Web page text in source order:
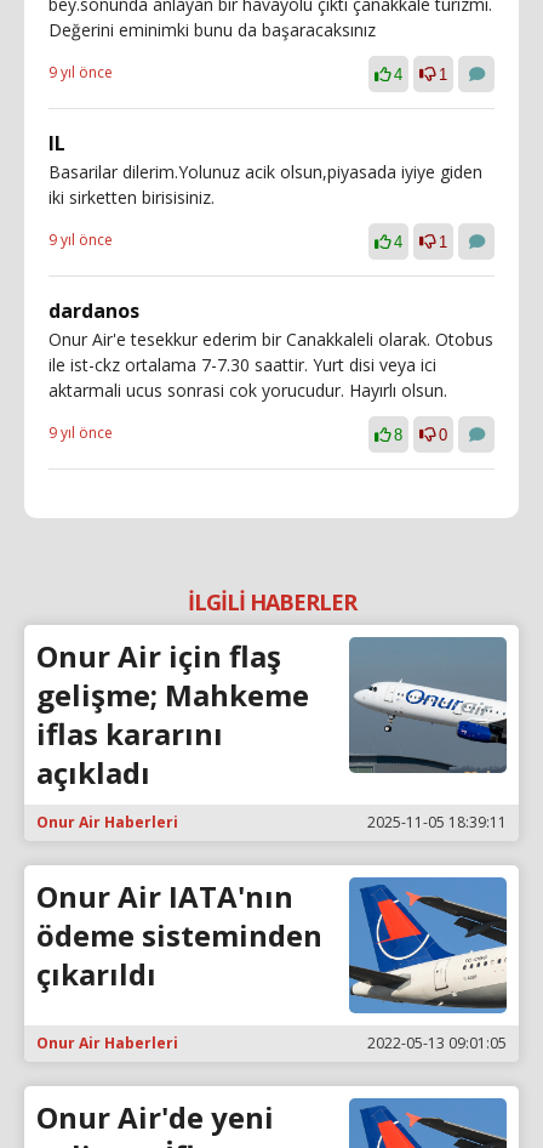
Değerini eminimki bunu da başaracaksınız
9 yıl önce 4 1
IL
Basarilar dilerim.Yolunuz acik olsun,piyasada iyiye giden
iki sirketten birisisiniz.
9 yıl önce 4 1
dardanos
Onur Air'e tesekkur ederim bir Canakkaleli olarak. Otobus
ile ist-ckz ortalama 7-7.30 saattir. Yurt disi veya ici
aktarmali ucus sonrasi cok yorucudur. Hayırlı olsun.
9 yıl önce 8 0
İLGİLİ HABERLER
Onur Air için flaş
gelişme; Mahkeme
iflas kararını
açıkladı
Onur Air Haberleri 2025-11-05 18:39:11
Onur Air IATA'nın
ödeme sisteminden
çıkarıldı
Onur Air Haberleri 2022-05-13 09:01:05
Onur Air'de yeni